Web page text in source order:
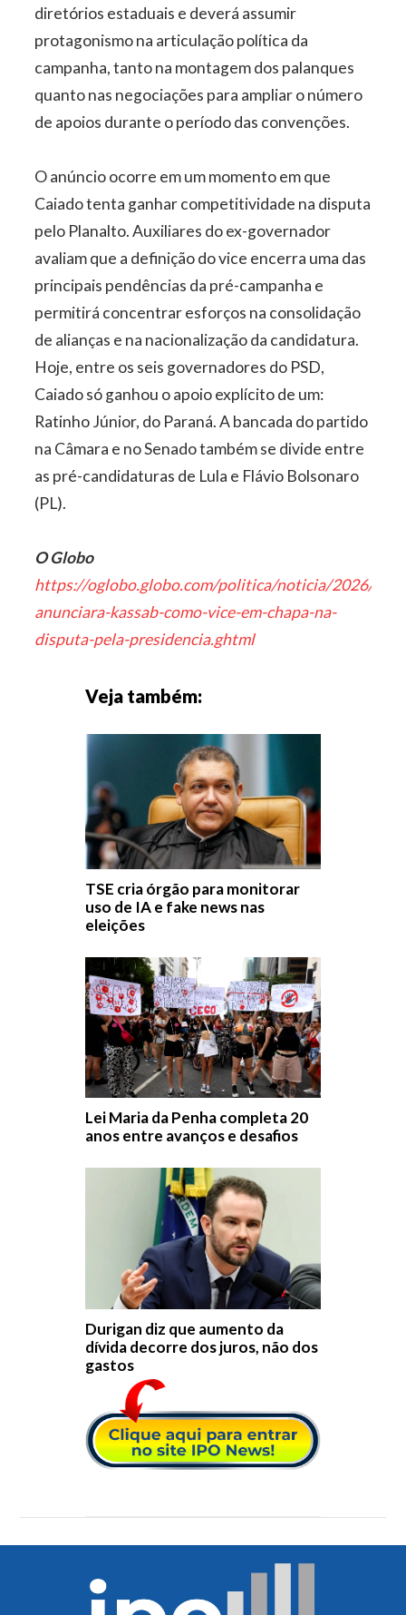
diretórios estaduais e deverá assumir
protagonismo na articulação política da
campanha, tanto na montagem dos palanques
quanto nas negociações para ampliar o número
de apoios durante o período das convenções.
O anúncio ocorre em um momento em que
Caiado tenta ganhar competitividade na disputa
pelo Planalto. Auxiliares do ex-governador
avaliam que a definição do vice encerra uma das
principais pendências da pré-campanha e
permitirá concentrar esforços na consolidação
de alianças e na nacionalização da candidatura.
Hoje, entre os seis governadores do PSD,
Caiado só ganhou o apoio explícito de um:
Ratinho Júnior, do Paraná. A bancada do partido
na Câmara e no Senado também se divide entre
as pré-candidaturas de Lula e Flávio Bolsonaro
(PL).
O Globo
https://oglobo.globo.com/politica/noticia/2026/06/
anunciara-kassab-como-vice-em-chapa-na-
disputa-pela-presidencia.ghtml
Veja também:
TSE cria órgão para monitorar
uso de IA e fake news nas
eleições
Lei Maria da Penha completa 20
anos entre avanços e desafios
Durigan diz que aumento da
dívida decorre dos juros, não dos
gastos